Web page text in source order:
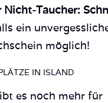
Taucher:
ein
möglich!
IN ISLAND
es noch mehr für